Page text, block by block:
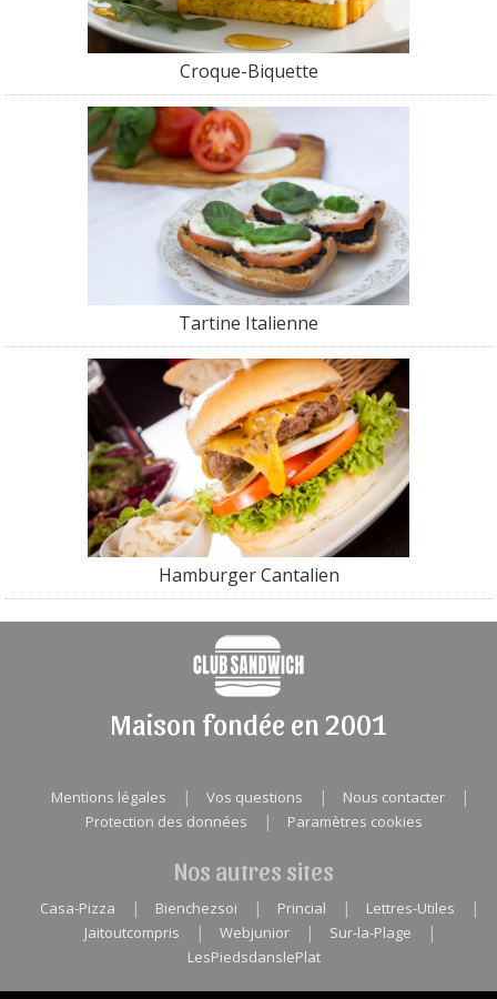
Croque-Biquette
Tartine Italienne
Hamburger Cantalien
Maison fondée en 2001
Mentions légales | Vos questions | Nous contacter |
Protection des données | Paramètres cookies
Nos autres sites
Casa-Pizza | Bienchezsoi | Princial | Lettres-Utiles |
Jaitoutcompris | Webjunior | Sur-la-Plage |
LesPiedsdanslePlat